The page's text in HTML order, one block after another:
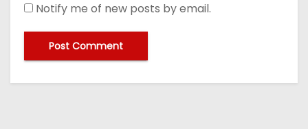
Notify me of new posts by email.